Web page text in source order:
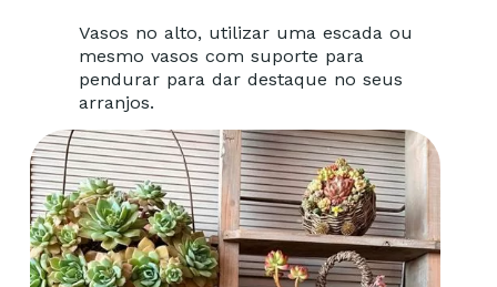
Vasos no alto, utilizar uma escada ou
mesmo vasos com suporte para
pendurar para dar destaque no seus
arranjos.